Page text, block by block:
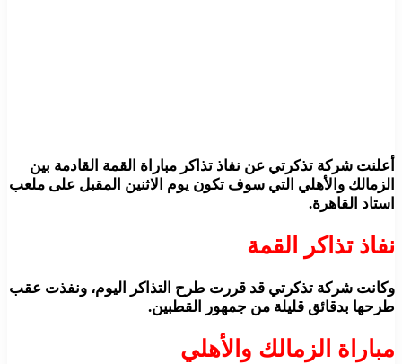
أعلنت شركة تذكرتي عن نفاذ تذاكر مباراة القمة القادمة بين
الزمالك والأهلي التي سوف تكون يوم الاثنين المقبل على ملعب
استاد القاهرة.
نفاذ تذاكر القمة
وكانت شركة تذكرتي قد قررت طرح التذاكر اليوم، ونفذت عقب
طرحها بدقائق قليلة من جمهور القطبين.
مباراة الزمالك والأهلي